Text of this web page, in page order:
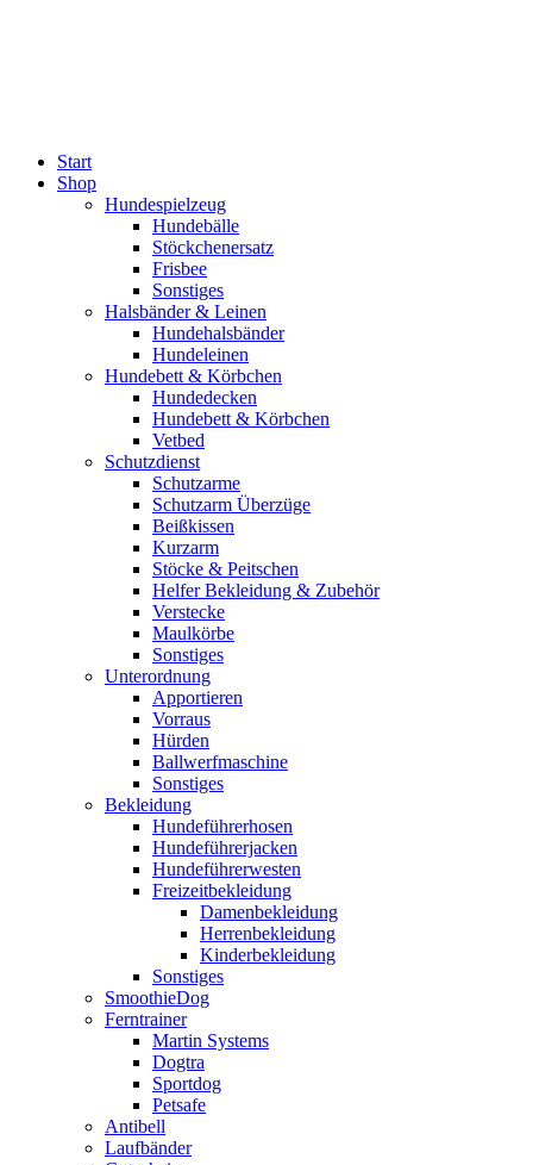
Start
Shop
Hundespielzeug
Hundebälle
Stöckchenersatz
Frisbee
Sonstiges
Halsbänder & Leinen
Hundehalsbänder
Hundeleinen
Hundebett & Körbchen
Hundedecken
Hundebett & Körbchen
Vetbed
Schutzdienst
Schutzarme
Schutzarm Überzüge
Beißkissen
Kurzarm
Stöcke & Peitschen
Helfer Bekleidung & Zubehör
Verstecke
Maulkörbe
Sonstiges
Unterordnung
Apportieren
Vorraus
Hürden
Ballwerfmaschine
Sonstiges
Bekleidung
Hundeführerhosen
Hundeführerjacken
Hundeführerwesten
Freizeitbekleidung
Damenbekleidung
Herrenbekleidung
Kinderbekleidung
Sonstiges
SmoothieDog
Ferntrainer
Martin Systems
Dogtra
Sportdog
Petsafe
Antibell
Laufbänder